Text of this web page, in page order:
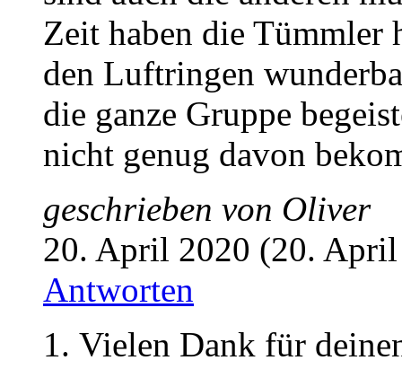
Zeit haben die Tümmler
den Luftringen
die ganze Gruppe
nicht genug davon
geschrieben von Oliver
20. April 2020 (20.
Antworten
Vielen Dank für